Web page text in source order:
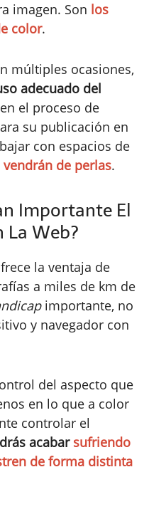
imagen. Son los
color.
múltiples ocasiones,
adecuado del
el proceso de
su publicación en
con espacios de
de perlas.
Importante El
La Web?
la ventaja de
a miles de km de
importante, no
y navegador con
del aspecto que
en lo que a color
controlar el
acabar sufriendo
de forma distinta